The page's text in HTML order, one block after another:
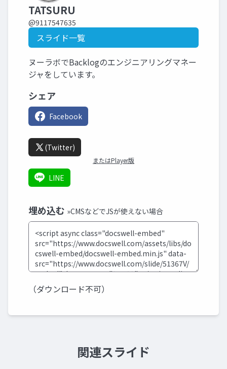
TATSURU
@9117547635
スライド一覧
ヌーラボでBacklogのエンジニアリングマネー
ジャをしています。
シェア
Facebook
(Twitter)
またはPlayer版
LINE
埋め込む »CMSなどでJSが使えない場合
（ダウンロード不可）
関連スライド